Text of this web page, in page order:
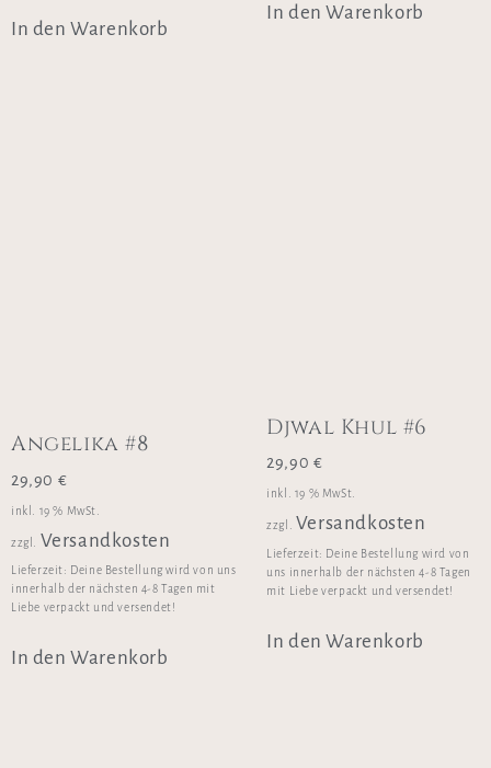
In den Warenkorb
In den Warenkorb
Angelika #8
29,90 €
inkl. 19 % MwSt.
zzgl. Versandkosten
Lieferzeit: Deine Bestellung wird von uns
innerhalb der nächsten 4-8 Tagen mit
Liebe verpackt und versendet!
In den Warenkorb
Djwal Khul #6
29,90 €
inkl. 19 % MwSt.
zzgl. Versandkosten
Lieferzeit: Deine Bestellung wird von
uns innerhalb der nächsten 4-8 Tagen
mit Liebe verpackt und versendet!
In den Warenkorb